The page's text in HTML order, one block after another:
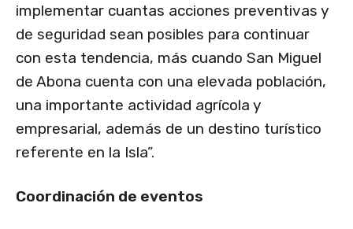
implementar cuantas acciones preventivas y
de seguridad sean posibles para continuar
con esta tendencia, más cuando San Miguel
de Abona cuenta con una elevada población,
una importante actividad agrícola y
empresarial, además de un destino turístico
referente en la Isla”.
Coordinación de eventos